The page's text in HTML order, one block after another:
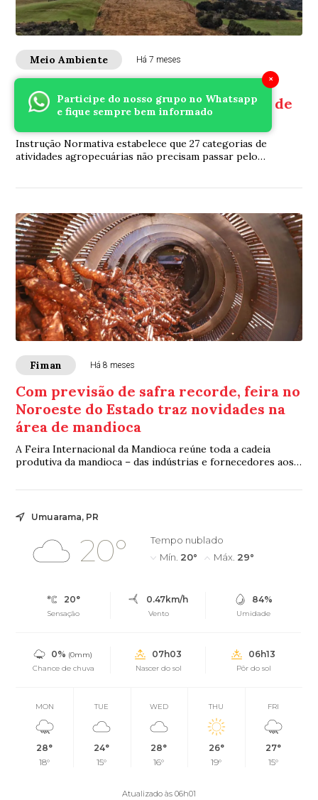
×
Participe do nosso grupo no Whatsapp
e fique sempre bem informado
Meio Ambiente Há 7 meses
IAT regulamenta licenciamento
ambiental para atividades agrícolas de
baixo impacto poluidor
Instrução Normativa estabelece que 27 categorias de
atividades agropecuárias não precisam passar pelo
Fiman Há 8 meses
Com previsão de safra recorde, feira no
Noroeste do Estado traz novidades na
área de mandioca
A Feira Internacional da Mandioca reúne toda a cadeia
produtiva da mandioca – das indústrias e fornecedores aos
Umuarama, PR
20°
Tempo nublado
Mín. 20° Máx. 29°
20°
Sensação
0.47km/h
Vento
84%
Umidade
0% (0mm)
Chance de chuva
07h03
Nascer do sol
06h13
Pôr do sol
MON
28°
18°
TUE
24°
15°
WED
28°
16°
THU
26°
19°
FRI
27°
15°
Atualizado às 06h01